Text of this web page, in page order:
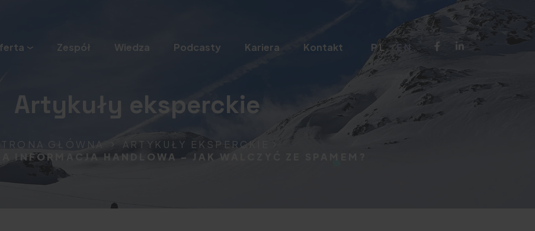
Zespół Wiedza Podcasty Kariera Kontakt PL EN
Artykuły eksperckie
GŁÓWNA
ARTYKUŁY EKSPERCKIE
INFORMACJA HANDLOWA – JAK WALCZYĆ ZE SPAMEM?